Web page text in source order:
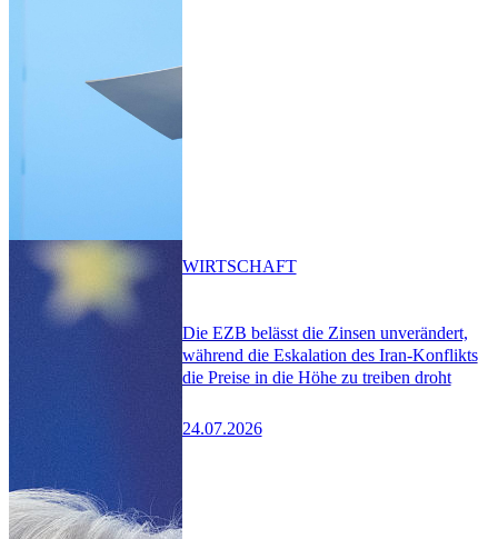
Die EZB belässt die Zinsen unverändert,
während die Eskalation des Iran-Konflikts
die Preise in die Höhe zu treiben droht
24.07.2026
WIRTSCHAFT